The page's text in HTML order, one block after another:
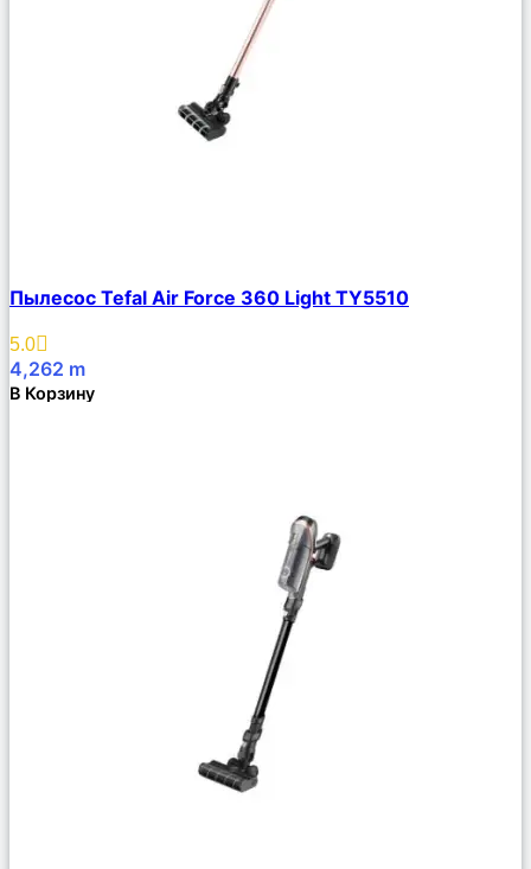
Описание
Избранное
Пылесос Tefal Air Force 360 Light TY5510
5.0
4,262 m
В Корзину